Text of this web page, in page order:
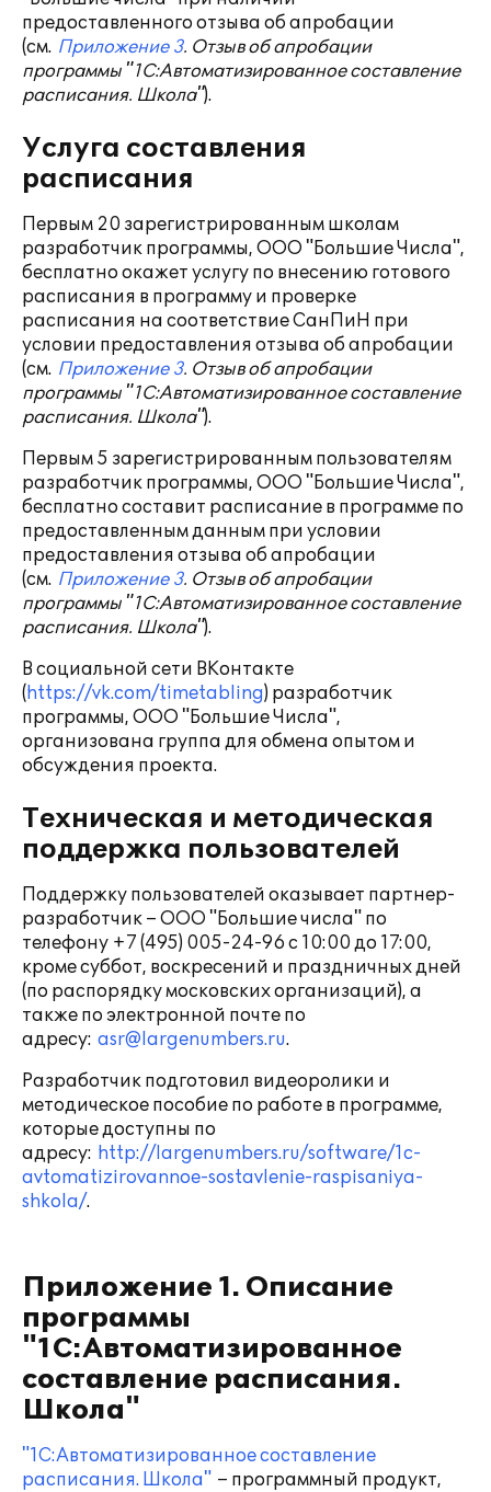
предоставленного отзыва об апробации
(см. Приложение 3. Отзыв об апробации
программы "1С:Автоматизированное составление
расписания. Школа").
Услуга составления
расписания
Первым 20 зарегистрированным школам
разработчик программы, ООО "Большие Числа",
бесплатно окажет услугу по внесению готового
расписания в программу и проверке
расписания на соответствие СанПиН при
условии предоставления отзыва об апробации
(см. Приложение 3. Отзыв об апробации
программы "1С:Автоматизированное составление
расписания. Школа").
Первым 5 зарегистрированным пользователям
разработчик программы, ООО "Большие Числа",
бесплатно составит расписание в программе по
предоставленным данным при условии
предоставления отзыва об апробации
(см. Приложение 3. Отзыв об апробации
программы "1С:Автоматизированное составление
расписания. Школа").
В социальной сети ВКонтакте
(https://vk.com/timetabling) разработчик
программы, ООО "Большие Числа",
организована группа для обмена опытом и
обсуждения проекта.
Техническая и методическая
поддержка пользователей
Поддержку пользователей оказывает партнер-
разработчик – ООО "Большие числа" по
телефону +7 (495) 005-24-96 с 10:00 до 17:00,
кроме суббот, воскресений и праздничных дней
(по распорядку московских организаций), а
также по электронной почте по
адресу: asr@largenumbers.ru.
Разработчик подготовил видеоролики и
методическое пособие по работе в программе,
которые доступны по
адресу: http://largenumbers.ru/software/1c-
avtomatizirovannoe-sostavlenie-raspisaniya-
shkola/.
Приложение 1. Описание
программы
"1С:Автоматизированное
составление расписания.
Школа"
"1С:Автоматизированное составление
расписания. Школа" – программный продукт,